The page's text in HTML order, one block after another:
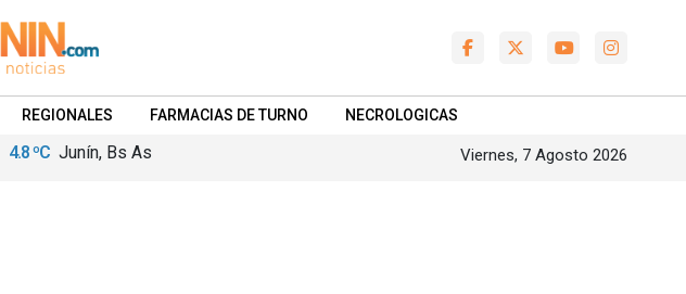
REGIONALES FARMACIAS DE TURNO NECROLOGICAS
4.8 ºC Junín, Bs As Viernes, 7 Agosto 2026